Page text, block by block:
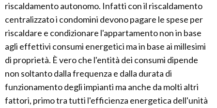
riscaldamento autonomo. Infatti con il riscaldamento
centralizzato i condomini devono pagare le spese per
riscaldare e condizionare l'appartamento non in base
agli effettivi consumi energetici ma in base ai millesimi
di proprietà. È vero che l'entità dei consumi dipende
non soltanto dalla frequenza e dalla durata di
funzionamento degli impianti ma anche da molti altri
fattori, primo tra tutti l'efficienza energetica dell'unità